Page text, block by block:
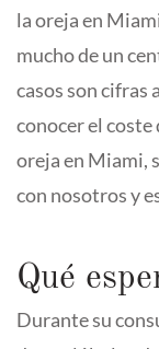
la oreja en
mucho de un
casos son cifras
conocer el coste
oreja en Miami,
con nosotros y
Qué
Durante su